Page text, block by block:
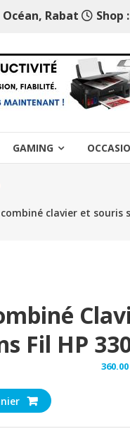
Océan, Rabat Shop
GAMING
clavier et souris
Fil HP